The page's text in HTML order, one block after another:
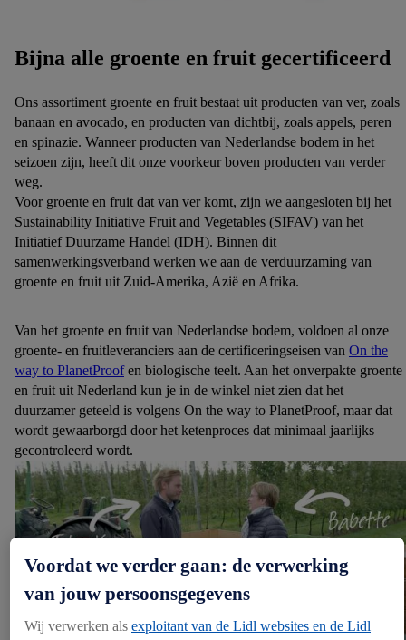
Bijna alle groente en fruit gecertificeerd
Ons assortiment groente en fruit bestaat uit producten van ver, zoals
banaan en avocado, en producten van dichtbij, zoals appels, peren
en spinazie. Wanneer producten van Nederlandse bodem in het
seizoen zijn, heeft dit onze voorkeur boven producten van verder
weg.
Voor groente en fruit dat van ver komt, zijn we aangesloten bij het
Sustainability Initiative Fruit and Vegetables (SIFAV) van het
Initiatief Duurzame Handel (IDH). Binnen dit
samenwerkingsverband werken we aan de verduurzaming van
groente en fruit uit Zuid-Amerika, Azië en Afrika.
Van het groente en fruit van Nederlandse bodem, voldoen al onze
groente- en fruitleveranciers aan de certificeringseisen van On the
way to PlanetProofen biologische teelt. Aan het onverpakte groente
en fruit uit Nederland kun je in de winkel niet zien dat het
duurzamer geteeld is volgens On the way to PlanetProof, maar dat
wordt gewaarborgd door het ketenproces dat minimaal jaarlijks
gecontroleerd wordt.
Voordat we verder gaan: de verwerking
van jouw persoonsgegevens
Wij verwerken als exploitant van de Lidl websites en de Lidl